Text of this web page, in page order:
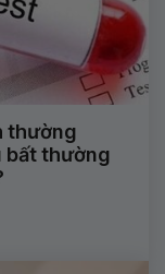
thường
bất thường